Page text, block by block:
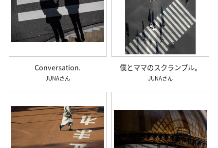
Conversation.
JUNA
僕とママのスクランブル。
JUNA